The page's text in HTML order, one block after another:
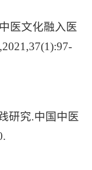
医文化融入医
研究.中国中医